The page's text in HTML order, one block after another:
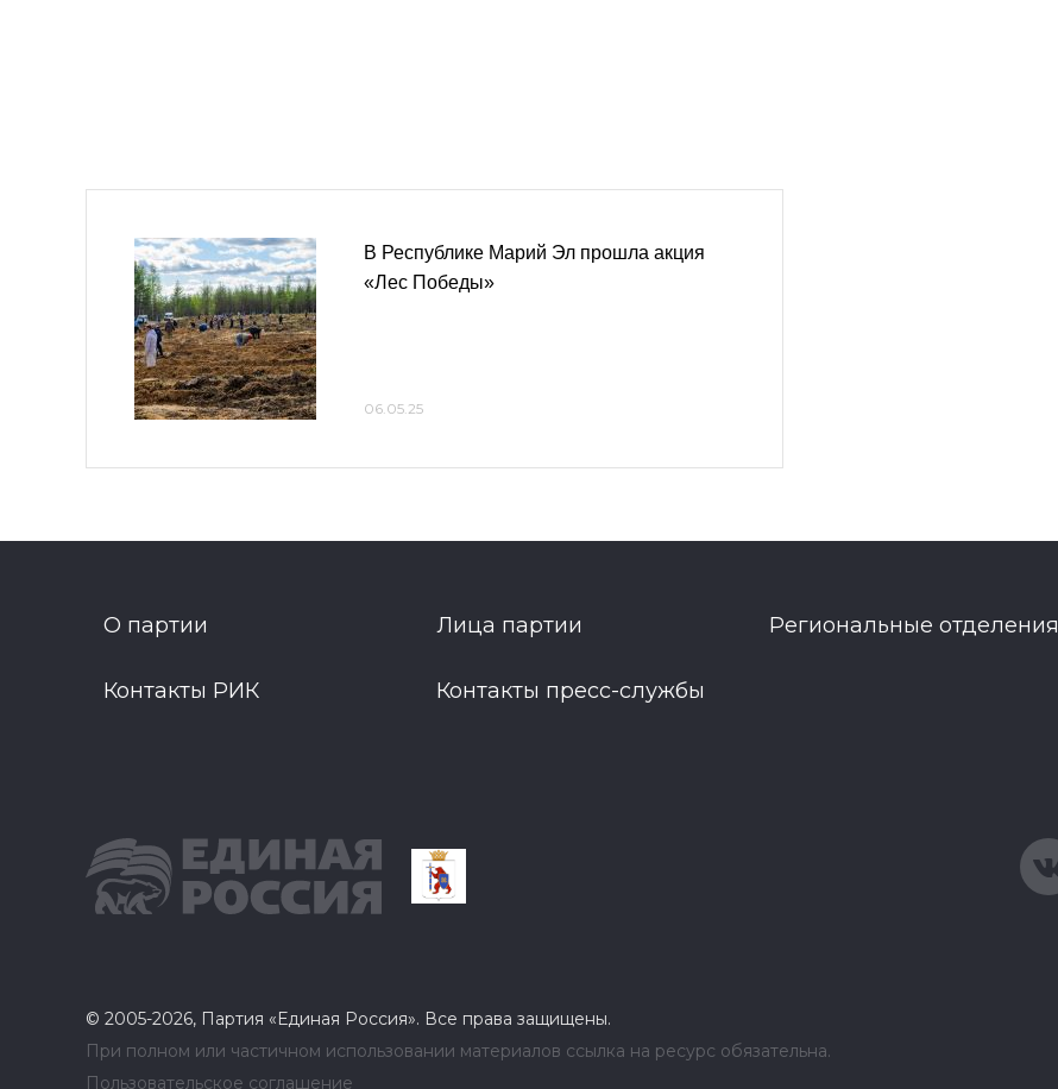
В Республике Марий Эл прошла акция
«Лес Победы»
06.05.25
О партии Лица партии Региональные отделения
Контакты РИК Контакты пресс-службы
© 2005-2026, Партия «Единая Россия». Все права защищены.
При полном или частичном использовании материалов ссылка на ресурс обязательна.
Пользовательское соглашение